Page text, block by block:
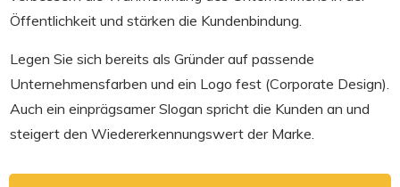
Öffentlichkeit und stärken die Kundenbindung.
Legen Sie sich bereits als Gründer auf passende
Unternehmensfarben und ein Logo fest (Corporate Design).
Auch ein einprägsamer Slogan spricht die Kunden an und
steigert den Wiedererkennungswert der Marke.